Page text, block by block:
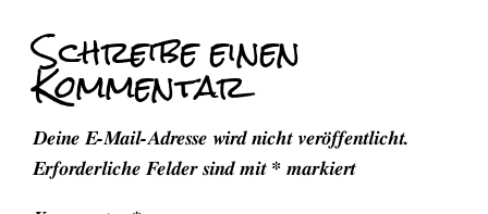
Schreibe einen
Kommentar
Deine E-Mail-Adresse wird nicht veröffentlicht.
Erforderliche Felder sind mit * markiert